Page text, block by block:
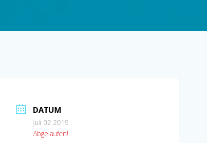
DATUM
Juli 02 2019
Abgelaufen!